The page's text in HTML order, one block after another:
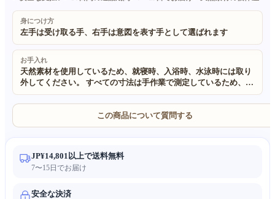
身につけ方
左手は受け取る手、右手は意図を表す手として選ばれます
お手入れ
天然素材を使用しているため、就寝時、入浴時、水泳時には取り
外してください。 すべての寸法は手作業で測定しているため、
±0.5cm 程度の誤差が生じる場合があります。予めご了承くださ
い。 当社のすべての製品に使用されている素材は 100% 天然で環
境に優しいものです。 手作りかつ天然素材を使用しているため、
わずかな不規則さが生じる場合があります。また、照明やモニタ
ーの設定により、実物の色が画像と若干異なる場合があります。
この商品について質問する
JP¥14,801以上で送料無料
7〜15日でお届け
安全な決済